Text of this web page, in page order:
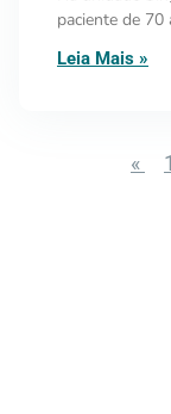
paciente de 70
Leia Mais »
« 1